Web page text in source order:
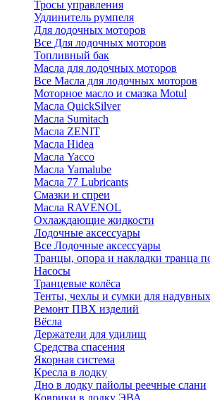
Тросы управления
Удлинитель румпеля
Для лодочных моторов
Все Для лодочных моторов
Топливный бак
Масла для лодочных моторов
Все Масла для лодочных моторов
Моторное масло и смазка Motul
Масла QuickSilver
Масла Sumitach
Масла ZENIT
Масла Hidea
Масла Yacco
Масла Yamalube
Масла 77 Lubricants
Смазки и спреи
Масла RAVENOL
Охлаждающие жидкости
Лодочные аксессуары
Все Лодочные аксессуары
Транцы, опора и накладки транца
Насосы
Транцевые колёса
Тенты, чехлы и сумки для
Ремонт ПВХ изделий
Вёсла
Держатели для удилищ
Средства спасения
Якорная система
Кресла в лодку
Дно в лодку пайолы реечные слани
Коврики в лодку ЭВА